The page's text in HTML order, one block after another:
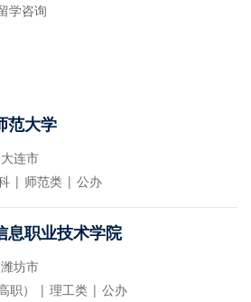
学咨询
范大学
连市
| 师范类 | 公办
息职业技术学院
坊市
职） | 理工类 | 公办